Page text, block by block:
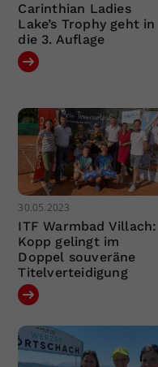
Carinthian Ladies
Lake’s Trophy geht in
die 3. Auflage
30.05.2023
ITF Warmbad Villach:
Kopp gelingt im
Doppel souveräne
Titelverteidigung